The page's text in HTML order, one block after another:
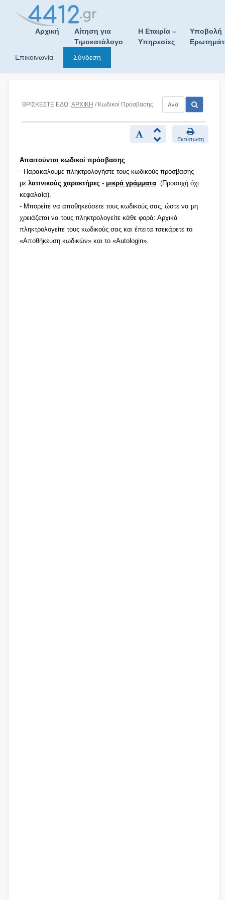
Αρχική
Αίτηση για
Τιμοκατάλογο
Η Εταιρία –
Υπηρεσίες
Υποβολή
Επικοινωνία
Σύνδεση
ΒΡΙΣΚΕΣΤΕ ΕΔΩ: ΑΡΧΙΚΗ / Κωδικοί Πρόσβασης
Εκτύπωση
Απαιτούνται κωδικοί πρόσβασης
- Παρακαλούμε πληκτρολογήστε τους κωδικούς πρόσβασης
με λατινικούς χαρακτήρες - μικρά γράμματα(Προσοχή όχι
κεφαλαία).
- Μπορείτε να αποθηκεύσετε τους κωδικούς σας, ώστε να μη
χρειάζεται να τους πληκτρολογείτε κάθε φορά: Αρχικά
πληκτρολογείτε τους κωδικούς σας και έπειτα τσεκάρετε το
«Αποθήκευση κωδικών» και το «Autologin».